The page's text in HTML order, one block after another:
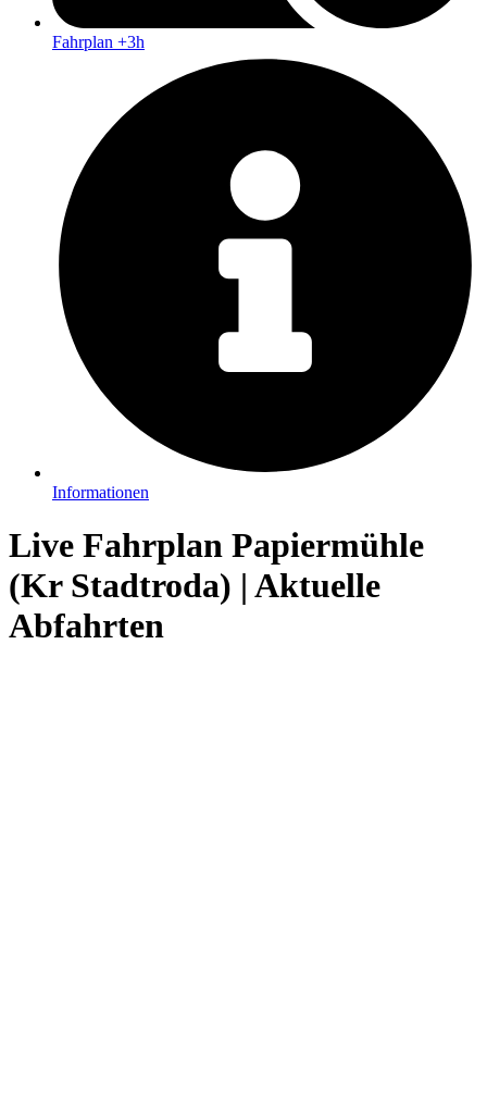
Fahrplan +3h
Informationen
Live Fahrplan Papiermühle
(Kr Stadtroda) | Aktuelle
Abfahrten